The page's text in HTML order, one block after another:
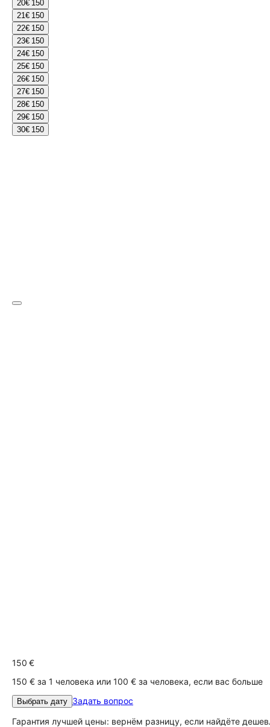
20€ 150
21€ 150
22€ 150
23€ 150
24€ 150
25€ 150
26€ 150
27€ 150
28€ 150
29€ 150
30€ 150
150 €
150 € за 1 человека или 100 € за человека, если вас больше
Выбрать дату Задать вопрос
Гарантия лучшей цены: вернём разницу, если найдёте